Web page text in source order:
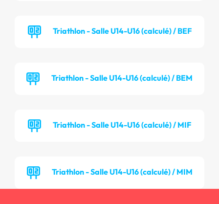
Triathlon - Salle U14-U16 (calculé) / BEF
Triathlon - Salle U14-U16 (calculé) / BEM
Triathlon - Salle U14-U16 (calculé) / MIF
Triathlon - Salle U14-U16 (calculé) / MIM